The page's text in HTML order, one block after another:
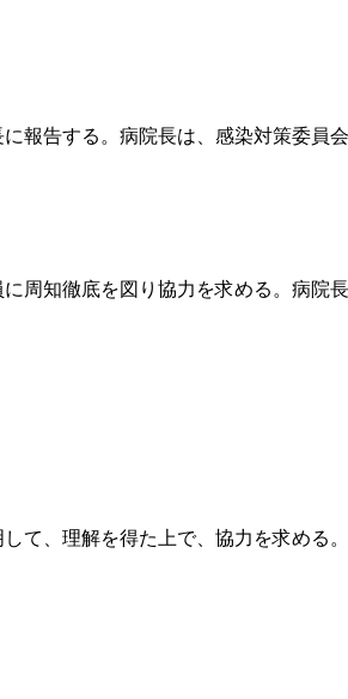
報告する。病院長は、感染対策委員
周知徹底を図り協力を求める。病院
て、理解を得た上で、協力を求める。